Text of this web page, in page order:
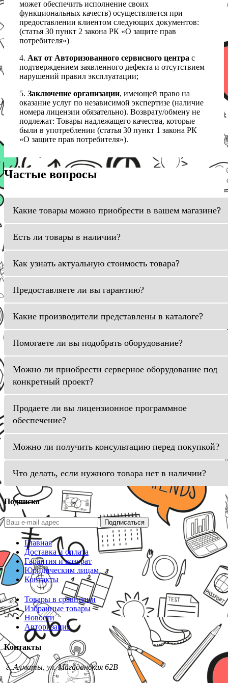
может обеспечить исполнение своих
функциональных качеств) осуществляется при
предоставлении клиентом следующих документов:
(статья 30 пункт 2 закона РК «О защите прав
потребителя»)
4. Акт от Авторизованного сервисного центра с
подтверждением заявленного дефекта и отсутствием
нарушений правил эксплуатации;
5. Заключение организации, имеющей право на
оказание услуг по независимой экспертизе (наличие
номера лицензии обязательно). Возврату/обмену не
подлежат: Товары надлежащего качества, которые
были в употреблении (статья 30 пункт 1 закона РК
«О защите прав потребителя»).
Частые вопросы
Какие товары можно приобрести в вашем магазине?
Есть ли товары в наличии?
Как узнать актуальную стоимость товара?
Предоставляете ли вы гарантию?
Какие производители представлены в каталоге?
Помогаете ли вы подобрать оборудование?
Можно ли приобрести серверное оборудование под
конкретный проект?
Продаете ли вы лицензионное программное
обеспечение?
Можно ли получить консультацию перед покупкой?
Что делать, если нужного товара нет в наличии?
Подписка
Подписаться
Главная
Доставка и оплата
Гарантия и возврат
Юридическим лицам
Контакты
Товары в сравнении
Избранные товары
Новости
Авторизация
Контакты
г. Алматы, ул. Магаданская 62В